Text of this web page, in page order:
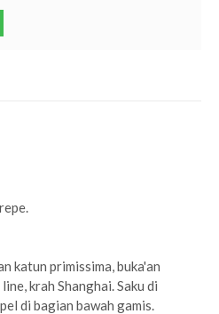
katun primissima, buka'an
krah Shanghai. Saku di
di bagian bawah gamis.